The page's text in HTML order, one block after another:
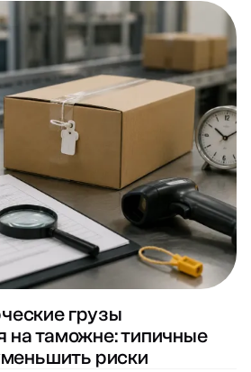
грузы
на таможне: типичные
риски